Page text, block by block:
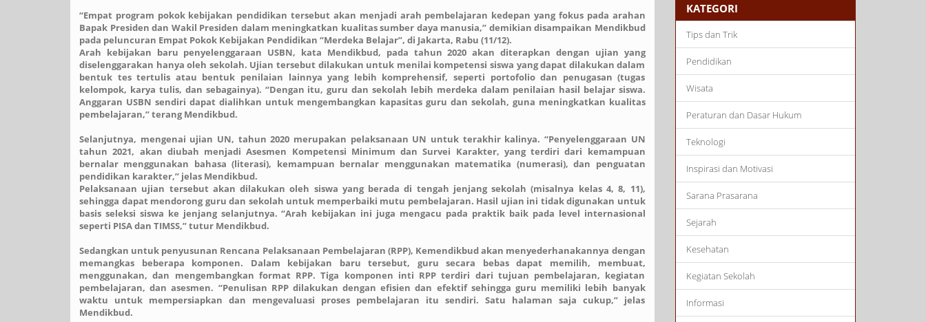
“Empat program pokok kebijakan pendidikan tersebut akan menjadi arah pembelajaran kedepan yang fokus pada arahan
Bapak Presiden dan Wakil Presiden dalam meningkatkan kualitas sumber daya manusia,” demikian disampaikan Mendikbud
pada peluncuran Empat Pokok Kebijakan Pendidikan “Merdeka Belajar”, di Jakarta, Rabu (11/12).
Arah kebijakan baru penyelenggaraan USBN, kata Mendikbud, pada tahun 2020 akan diterapkan dengan ujian yang
diselenggarakan hanya oleh sekolah. Ujian tersebut dilakukan untuk menilai kompetensi siswa yang dapat dilakukan dalam
bentuk tes tertulis atau bentuk penilaian lainnya yang lebih komprehensif, seperti portofolio dan penugasan (tugas
kelompok, karya tulis, dan sebagainya). “Dengan itu, guru dan sekolah lebih merdeka dalam penilaian hasil belajar siswa.
Anggaran USBN sendiri dapat dialihkan untuk mengembangkan kapasitas guru dan sekolah, guna meningkatkan kualitas
pembelajaran,” terang Mendikbud.
Selanjutnya, mengenai ujian UN, tahun 2020 merupakan pelaksanaan UN untuk terakhir kalinya. “Penyelenggaraan UN
tahun 2021, akan diubah menjadi Asesmen Kompetensi Minimum dan Survei Karakter, yang terdiri dari kemampuan
bernalar menggunakan bahasa (literasi), kemampuan bernalar menggunakan matematika (numerasi), dan penguatan
pendidikan karakter,” jelas Mendikbud.
Pelaksanaan ujian tersebut akan dilakukan oleh siswa yang berada di tengah jenjang sekolah (misalnya kelas 4, 8, 11),
sehingga dapat mendorong guru dan sekolah untuk memperbaiki mutu pembelajaran. Hasil ujian ini tidak digunakan untuk
basis seleksi siswa ke jenjang selanjutnya. “Arah kebijakan ini juga mengacu pada praktik baik pada level internasional
seperti PISA dan TIMSS,” tutur Mendikbud.
Sedangkan untuk penyusunan Rencana Pelaksanaan Pembelajaran (RPP), Kemendikbud akan menyederhanakannya dengan
memangkas beberapa komponen. Dalam kebijakan baru tersebut, guru secara bebas dapat memilih, membuat,
menggunakan, dan mengembangkan format RPP. Tiga komponen inti RPP terdiri dari tujuan pembelajaran, kegiatan
pembelajaran, dan asesmen. “Penulisan RPP dilakukan dengan efisien dan efektif sehingga guru memiliki lebih banyak
waktu untuk mempersiapkan dan mengevaluasi proses pembelajaran itu sendiri. Satu halaman saja cukup,” jelas
Mendikbud.
KATEGORI
Tips dan Trik
Pendidikan
Wisata
Peraturan dan Dasar Hukum
Teknologi
Inspirasi dan Motivasi
Sarana Prasarana
Sejarah
Kesehatan
Kegiatan Sekolah
Informasi